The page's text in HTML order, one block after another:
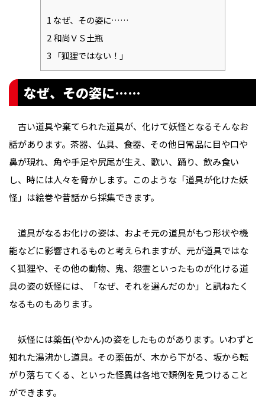
1 なぜ、その姿に……
2和尚ＶＳ土瓶
3 「狐狸ではない！」
なぜ、その姿に……
古い道具や棄てられた道具が、化けて妖怪となる――そんなお
話があります。茶器、仏具、食器、その他日常品に目や口や
鼻が現れ、角や手足や尻尾が生え、歌い、踊り、飲み食い
し、時には人々を脅かします。このような「道具が化けた妖
怪」は絵巻や昔話から採集できます。
道具がなるお化けの姿は、およそ元の道具がもつ形状や機
能などに影響されるものと考えられますが、元が道具ではな
く狐狸や、その他の動物、鬼、怨霊といったものが化ける道
具の姿の妖怪には、「なぜ、それを選んだのか」と訊ねたく
なるものもあります。
妖怪には薬缶(やかん)の姿をしたものがあります。いわずと
知れた湯沸かし道具。その薬缶が、木から下がる、坂から転
がり落ちてくる、といった怪異は各地で類例を見つけること
ができます。